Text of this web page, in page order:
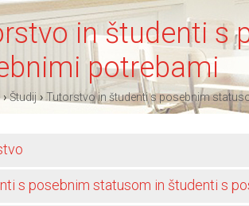
in študenti s
potrebami
›Študij› Tutorstvo in študenti s posebnim
s posebnim statusom in študenti s